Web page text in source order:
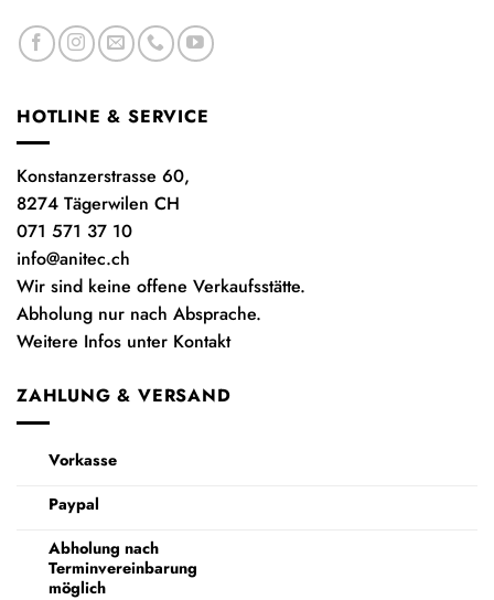
HOTLINE & SERVICE
Konstanzerstrasse 60,
8274 Tägerwilen CH
071 571 37 10
info@anitec.ch
Wir sind keine offene Verkaufsstätte.
Abholung nur nach Absprache.
Weitere Infos unter Kontakt
ZAHLUNG & VERSAND
Vorkasse
Paypal
Abholung nach
Terminvereinbarung
möglich